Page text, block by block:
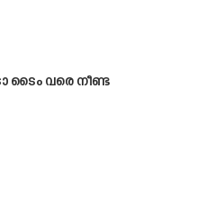
ടൈം വരെ നീണ്ട